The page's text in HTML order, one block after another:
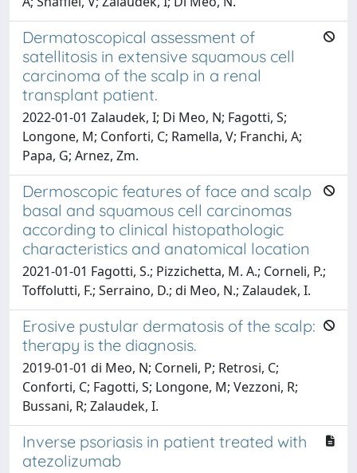
Dermatoscopical assessment of
satellitosis in extensive squamous cell
carcinoma of the scalp in a renal
transplant patient.
2022-01-01 Zalaudek, I; Di Meo, N; Fagotti, S;
Longone, M; Conforti, C; Ramella, V; Franchi, A;
Papa, G; Arnez, Zm.
Dermoscopic features of face and scalp
basal and squamous cell carcinomas
according to clinical histopathologic
characteristics and anatomical location
2021-01-01 Fagotti, S.; Pizzichetta, M. A.; Corneli, P.;
Toffolutti, F.; Serraino, D.; di Meo, N.; Zalaudek, I.
Erosive pustular dermatosis of the scalp:
therapy is the diagnosis.
2019-01-01 di Meo, N; Corneli, P; Retrosi, C;
Conforti, C; Fagotti, S; Longone, M; Vezzoni, R;
Bussani, R; Zalaudek, I.
Inverse psoriasis in patient treated with
atezolizumab